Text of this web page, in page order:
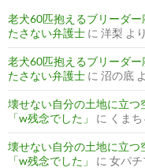
老犬60匹抱えるブリーダ
たさない弁護士 に 洋梨 より
老犬60匹抱えるブリーダ
たさない弁護士 に 沼の底
壊せない自分の土地に立つ
「w残念でした」
に くま
壊せない自分の土地に立つ
「w残念でした」
に 女パチ